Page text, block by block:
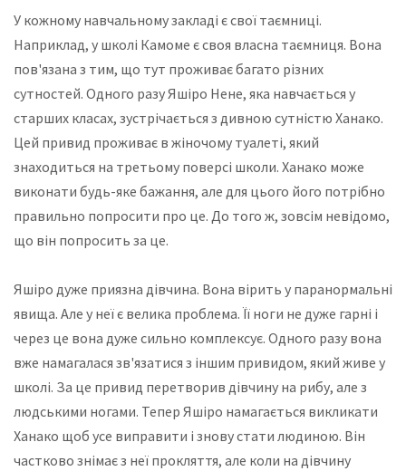
У кожному навчальному закладі є свої таємниці.
Наприклад, у школі Камоме є своя власна таємниця. Вона
пов'язана з тим, що тут проживає багато різних
сутностей. Одного разу Яшіро Нене, яка навчається у
старших класах, зустрічається з дивною сутністю Ханако.
Цей привид проживає в жіночому туалеті, який
знаходиться на третьому поверсі школи. Ханако може
виконати будь-яке бажання, але для цього його потрібно
правильно попросити про це. До того ж, зовсім невідомо,
що він попросить за це.
Яшіро дуже приязна дівчина. Вона вірить у паранормальні
явища. Але у неї є велика проблема. Її ноги не дуже гарні і
через це вона дуже сильно комплексує. Одного разу вона
вже намагалася зв'язатися з іншим привидом, який живе у
школі. За це привид перетворив дівчину на рибу, але з
людськими ногами. Тепер Яшіро намагається викликати
Ханако щоб усе виправити і знову стати людиною. Він
частково знімає з неї прокляття, але коли на дівчину